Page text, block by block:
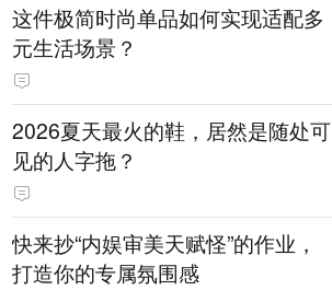
这件极简时尚单品如何实现适配多
元生活场景？
2026夏天最火的鞋，居然是随处可
见的人字拖？
快来抄“内娱审美天赋怪”的作业，
打造你的专属氛围感